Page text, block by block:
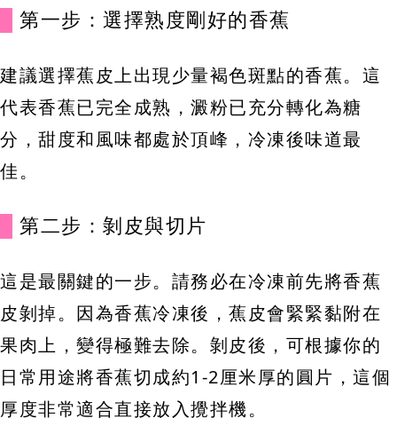
第一步：選擇熟度剛好的香蕉
建議選擇蕉皮上出現少量褐色斑點的香蕉。這
代表香蕉已完全成熟，澱粉已充分轉化為糖
分，甜度和風味都處於頂峰，冷凍後味道最
佳。
第二步：剝皮與切片
這是最關鍵的一步。請務必在冷凍前先將香蕉
皮剝掉。因為香蕉冷凍後，蕉皮會緊緊黏附在
果肉上，變得極難去除。剝皮後，可根據你的
日常用途將香蕉切成約1-2厘米厚的圓片，這個
厚度非常適合直接放入攪拌機。